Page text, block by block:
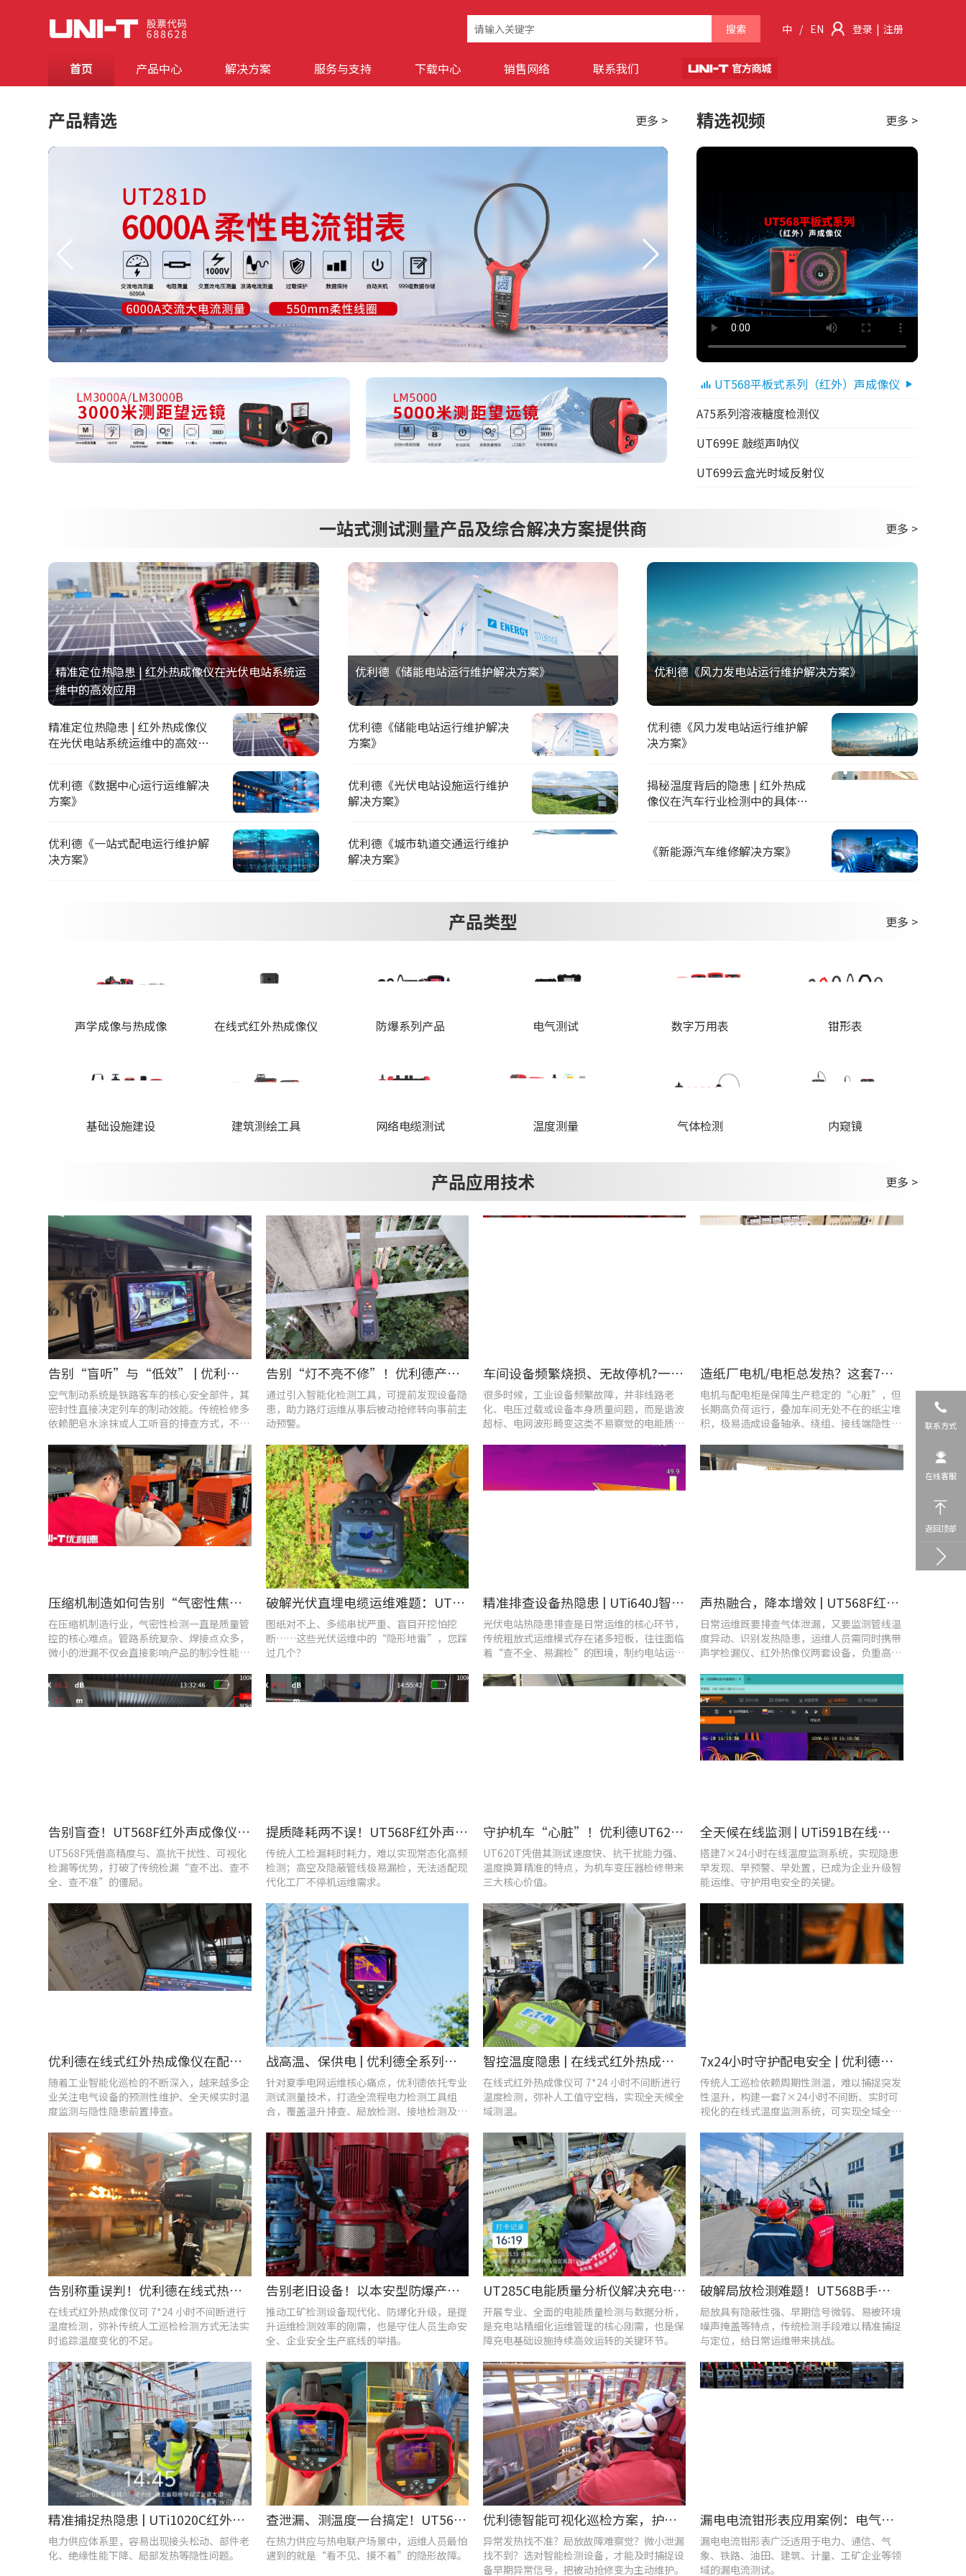
搜索 中 / EN 登录 | 注册
首页 产品中心 解决方案 服务与支持 下载中心 销售网络 联系我们
产品精选 更多 > 精选视频 更多 >
UT568平板式系列（红外）声成像仪
A75系列溶液糖度检测仪
UT699E 敲缆声呐仪
UT699云盒光时域反射仪
一站式测试测量产品及综合解决方案提供商 更多 >
精准定位热隐患 | 红外热成像仪在光伏电站系统运
维中的高效应用
精准定位热隐患 | 红外热成像仪
在光伏电站系统运维中的高效应
优利德《数据中心运行运维解决
方案》
优利德《一站式配电运行维护解
决方案》
优利德《储能电站运行维护解决方案》
优利德《储能电站运行维护解决
方案》
优利德《光伏电站设施运行维护
解决方案》
优利德《城市轨道交通运行维护
解决方案》
优利德《风力发电站运行维护解决方案》
优利德《风力发电站运行维护解
决方案》
揭秘温度背后的隐患 | 红外热成
像仪在汽车行业检测中的具体应
《新能源汽车维修解决方案》
产品类型 更多 >
声学成像与热成像 在线式红外热成像仪 防爆系列产品 电气测试 数字万用表 钳形表
基础设施建设 建筑测绘工具 网络电缆测试 温度测量 气体检测 内窥镜
产品应用技术 更多 >
告别“盲听”与“低效” | 优利德智能检测方案助力铁路运维检修提质增效
空气制动系统是铁路客车的核心安全部件，其
密封性直接决定列车的制动效能。传统检修多
依赖肥皂水涂抹或人工听音的排查方式，不仅
告别“灯不亮不修”！优利德产品组合赋能城市道路照明设施运维更高效
通过引入智能化检测工具，可提前发现设备隐
患，助力路灯运维从事后被动抢修转向事前主
动预警。
车间设备频繁烧损、无故停机?一台UT285C搞定电能质量隐患
很多时候，工业设备频繁故障，并非线路老
化、电压过载或设备本身质量问题，而是谐波
超标、电网波形畸变这类不易察觉的电能质量
造纸厂电机/电柜总发热？这套7×24h在线监测方案帮你“扼杀”热隐患！
电机与配电柜是保障生产稳定的“心脏”，但
长期高负荷运行，叠加车间无处不在的纸尘堆
积，极易造成设备轴承、绕组、接线端隐性发
压缩机制造如何告别“气密性焦虑”?UT568F红外声热成像仪实战揭秘
在压缩机制造行业，气密性检测一直是质量管
控的核心难点。管路系统复杂、焊接点众多，
微小的泄漏不仅会直接影响产品的制冷性能和
破解光伏直埋电缆运维难题：UT689B智能管线探测仪实测纪实
图纸对不上、多缆串扰严重、盲目开挖怕挖
断……这些光伏运维中的“隐形地雷”，您踩
过几个？
​精准排查设备热隐患 | UTi640J智能型红外热成像仪赋能光伏电站高效运维
光伏电站热隐患排查是日常运维的核心环节，
传统粗放式运维模式存在诸多短板，往往面临
着“查不全、易漏检”的困境，制约电站运维
声热融合，降本增效 | UT568F红外声成像仪，以智能巡检筑牢气体厂区安全屏障
日常运维既要排查气体泄漏，又要监测管线温
度异动、识别发热隐患，运维人员需同时携带
声学检漏仪、红外热像仪两套设备，负重高、
告别盲查！UT568F红外声成像仪，让汽车智造车间气体泄漏检测更智能高效
UT568F凭借高精度与、高抗干扰性、可视化
检漏等优势，打破了传统检漏“查不出、查不
全、查不准”的僵局。
提质降耗两不误！UT568F红外声成像仪破解酿酒车间检漏难题
传统人工检漏耗时耗力，难以实现常态化高频
检测；高空及隐蔽管线极易漏检，无法适配现
代化工厂不停机运维需求。
守护机车“心脏”！优利德UT620T助力HXD3C主变压器高效检修
UT620T凭借其测试速度快、抗干扰能力强、
温度换算精准的特点，为机车变压器检修带来
三大核心价值。
全天候在线监测 | UTi591B在线式红外热成像仪助力配电运维智能化转型
搭建7×24小时在线温度监测系统，实现隐患
早发现、早预警、早处置，已成为企业升级智
能运维、守护用电安全的关键。
优利德在线式红外热成像仪在配电柜运维中的实测应用(系列篇)
随着工业智能化巡检的不断深入，越来越多企
业关注电气设备的预测性维护、全天候实时温
度监测与隐性隐患前置排查。
战高温、保供电 | 优利德全系列电力运维检测工具，助力夏季电网运维更高效
针对夏季电网运维核心痛点，优利德依托专业
测试测量技术，打造全流程电力检测工具组
合，覆盖温升排查、局放检测、接地检测及电
智控温度隐患 | 在线式红外热成像仪在UPS电源柜老化监测中的应用
在线式红外热成像仪可 7*24 小时不间断进行
温度检测，弥补人工值守空档，实现全天候全
域测温。
7x24小时守护配电安全 | 优利德在线式热成像方案在配电系统中的应用实践
传统人工巡检依赖周期性测温，难以捕捉突发
性温升，构建一套7×24小时不间断、实时可
视化的在线式温度监测系统，可实现全域全时
告别称重误判！优利德在线式热成像仪重构新材料铸造注液控制逻辑
在线式红外热成像仪可 7*24 小时不间断进行
温度检测，弥补传统人工巡检检测方式无法实
时追踪温度变化的不足。
告别老旧设备！以本安型防爆产品矩阵与合规检测，守住工矿安全底线
推动工矿检测设备现代化、防爆化升级，是提
升运维检测效率的刚需，也是守住人员生命安
全、企业安全生产底线的举措。
UT285C电能质量分析仪解决充电站三相用电各类难题
开展专业、全面的电能质量检测与数据分析，
是充电站精细化运维管理的核心刚需，也是保
障充电基础设施持续高效运转的关键环节。
破解局放检测难题！UT568B手持式声学成像仪让隐患“可视化”
局放具有隐蔽性强、早期信号微弱、易被环境
噪声掩盖等特点，传统检测手段难以精准捕捉
与定位，给日常运维带来挑战。
精准捕捉热隐患 | UTi1020C红外热成像仪在发电站的实测应用
电力供应体系里，容易出现接头松动、部件老
化、绝缘性能下降、局部发热等隐性问题。
查泄漏、测温度一台搞定！UT568F红外声成像仪让设备巡检更高效
在热力供应与热电联产场景中，运维人员最怕
遇到的就是“看不见、摸不着”的隐形故障。
优利德智能可视化巡检方案，护航油气行业高效运维
异常发热找不准？局放故障难察觉？微小泄漏
找不到？选对智能检测设备，才能及时捕捉设
备早期异常信号，把被动抢修变为主动维护。
漏电电流钳形表应用案例：电气设备检测
漏电电流钳形表广泛适用于电力、通信、气
象、铁路、油田、建筑、计量、工矿企业等领
域的漏电流测试。
联系方式
在线客服
返回顶部